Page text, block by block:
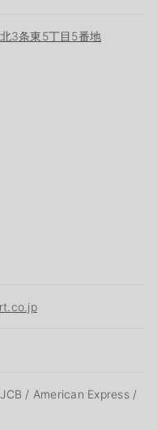
3条東5丁目5番地
/ American Express /